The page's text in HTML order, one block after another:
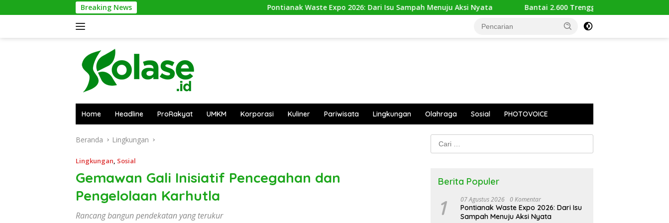
ke
Breaking News Pontianak Waste Expo 2026: Dari Isu Sampah Menuju Aksi Nyata Bantai 2.600 Trenggiling Demi Mitos Sesat, Polisi Gulung
Home Headline ProRakyat UMKM Korporasi Kuliner Pariwisata Lingkungan Olahraga Sosial PHOTOVOICE
Beranda Lingkungan
Lingkungan, Sosial
Gemawan Gali Inisiatif Pencegahan dan
Pengelolaan Karhutla
Rancang bangun pendekatan yang terukur
Cari
untuk:
Berita Populer
1 07 Agustus 2026 0 Komentar
Pontianak Waste Expo 2026: Dari Isu
Sampah Menuju Aksi Nyata